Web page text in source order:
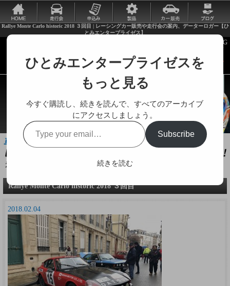
Rallye Monte Carlo historic 2018 ３回目 | レーシングカー販売や走行会の案内、データーロガー【ひ
とみエンタープライゼス】
走行会やレーシングカーに関する様々な情報をお届けします。
Rallye Monte Carlo historic 2018 ３回目
2018.02.04
ひとみエンタープライゼスを
もっと見る
今すぐ購読し、続きを読んで、すべてのアーカイブ
にアクセスしましょう。
Type
your
email…
Subscribe
続きを読む